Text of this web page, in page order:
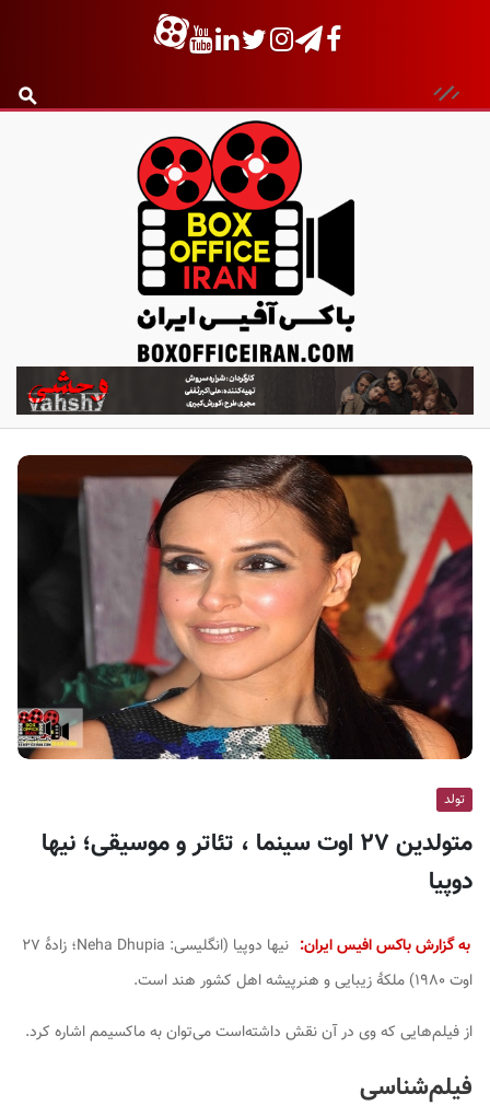
ب
ا
ک
س
آ
ی
س
ا
ا
ن
تولد
متولدین ۲۷ اوت سینما ، تئاتر و موسیقی؛ نیها
دوپیا
به گزارش باکس افیس ایران: نیها دوپیا (انگلیسی: Neha Dhupia
؛ زادهٔ ۲۷
اوت ۱۹۸۰) ملکهٔ زیبایی و هنرپیشه اهل کشور هند است.
از فیلم‌هایی که وی در آن نقش داشته‌است می‌توان به ماکسیمم اشاره کرد.
فیلم‌شناسی